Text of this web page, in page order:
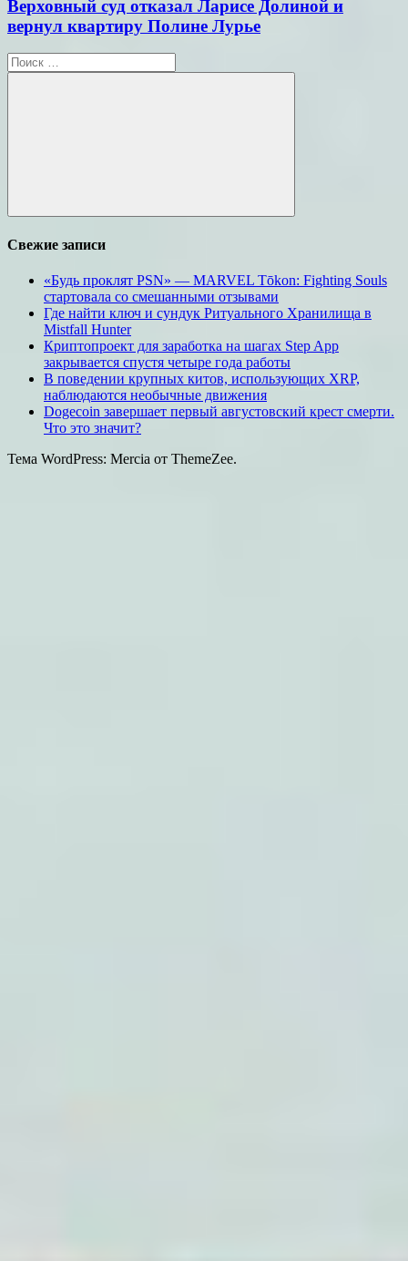
Верховный суд отказал Ларисе Долиной и
вернул квартиру Полине Лурье
Поиск
для:
Поиск
Свежие записи
«Будь проклят PSN» — MARVEL Tōkon: Fighting Souls
стартовала со смешанными отзывами
Где найти ключ и сундук Ритуального Хранилища в
Mistfall Hunter
Криптопроект для заработка на шагах Step App
закрывается спустя четыре года работы
В поведении крупных китов, использующих XRP,
наблюдаются необычные движения
Dogecoin завершает первый августовский крест смерти.
Что это значит?
Тема WordPress: Mercia от ThemeZee.